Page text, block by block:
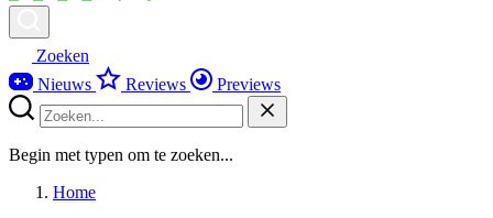
Zoeken
Nieuws
Reviews Previews
Begin met typen om te zoeken...
Home